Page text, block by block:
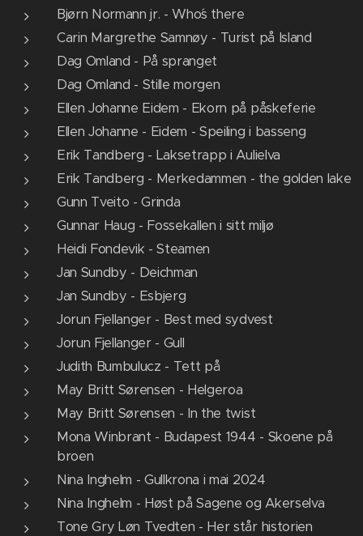
Bjørn Normann jr. - Who´s there
Carin Margrethe Samnøy - Turist på Island
Dag Omland - På spranget
Dag Omland - Stille morgen
Ellen Johanne Eidem - Ekorn på påskeferie
Ellen Johanne - Eidem - Speiling i basseng
Erik Tandberg - Laksetrapp i Aulielva
Erik Tandberg - Merkedammen - the golden lake
Gunn Tveito - Grinda
Gunnar Haug - Fossekallen i sitt miljø
Heidi Fondevik - Steamen
Jan Sundby - Deichman
Jan Sundby - Esbjerg
Jorun Fjellanger - Best med sydvest
Jorun Fjellanger - Gull
Judith Bumbulucz - Tett på
May Britt Sørensen - Helgeroa
May Britt Sørensen - In the twist
Mona Winbrant - Budapest 1944 - Skoene på
broen
Nina Inghelm - Gullkrona i mai 2024
Nina Inghelm - Høst på Sagene og Akerselva
Tone Gry Løn Tvedten - Her står historien